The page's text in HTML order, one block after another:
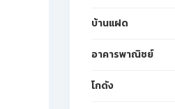
บ้านแฝด
อาคารพาณิชย์
โกดัง